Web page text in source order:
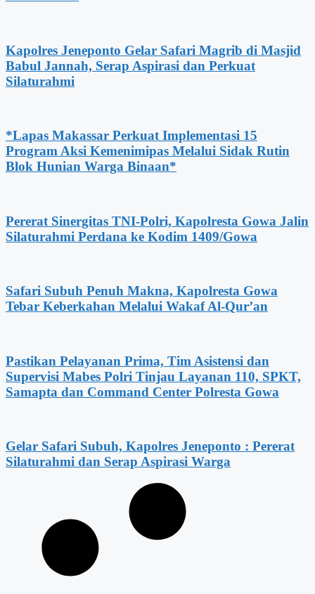
Kapolres Jeneponto Gelar Safari Magrib di Masjid
Babul Jannah, Serap Aspirasi dan Perkuat
Silaturahmi
*Lapas Makassar Perkuat Implementasi 15
Program Aksi Kemenimipas Melalui Sidak Rutin
Blok Hunian Warga Binaan*
Pererat Sinergitas TNI-Polri, Kapolresta Gowa Jalin
Silaturahmi Perdana ke Kodim 1409/Gowa
Safari Subuh Penuh Makna, Kapolresta Gowa
Tebar Keberkahan Melalui Wakaf Al-Qur’an
Pastikan Pelayanan Prima, Tim Asistensi dan
Supervisi Mabes Polri Tinjau Layanan 110, SPKT,
Samapta dan Command Center Polresta Gowa
Gelar Safari Subuh, Kapolres Jeneponto : Pererat
Silaturahmi dan Serap Aspirasi Warga